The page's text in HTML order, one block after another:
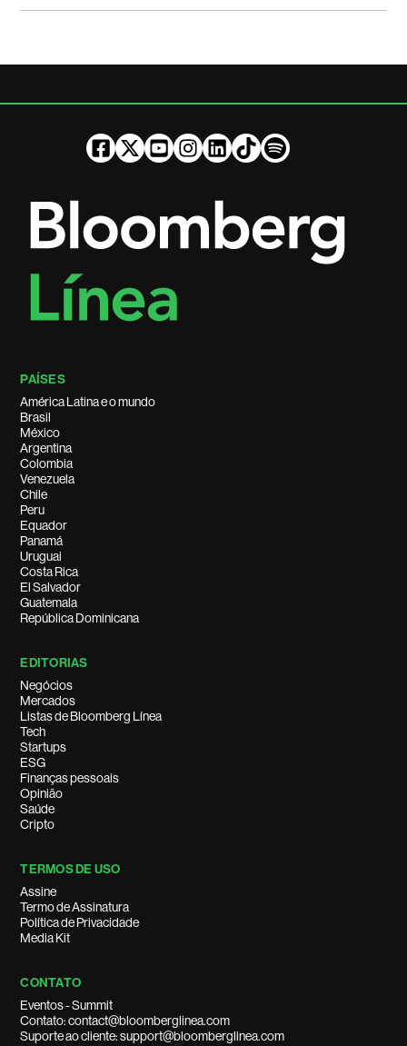
PAÍSES
América Latina e o mundo
Brasil
México
Argentina
Colombia
Venezuela
Chile
Peru
Equador
Panamá
Uruguai
Costa Rica
El Salvador
Guatemala
República Dominicana
EDITORIAS
Negócios
Mercados
Listas de Bloomberg Línea
Tech
Startups
ESG
Finanças pessoais
Opinião
Saúde
Cripto
TERMOS DE USO
Assine
Termo de Assinatura
Política de Privacidade
Media Kit
CONTATO
Eventos - Summit
Contato: contact@bloomberglinea.com
Suporte ao cliente: support@bloomberglinea.com